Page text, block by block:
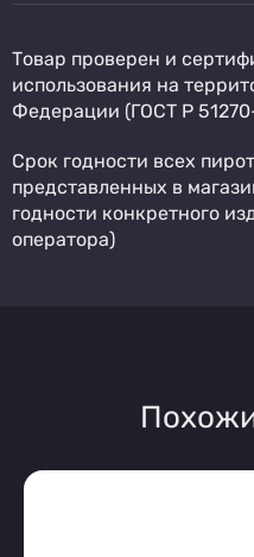
Товар проверен и
использования на
Федерации (ГОСТ Р
Срок годности всех
представленных в
годности конкретного
оператора)